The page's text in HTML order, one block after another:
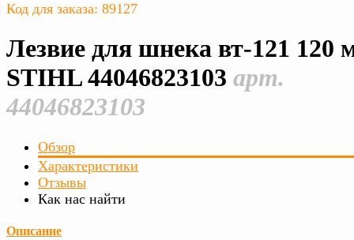
Код для заказа: 89127
Лезвие для шнека вт-121 120
STIHL 44046823103 арт.
44046823103
Обзор
Характеристики
Отзывы
Как нас найти
Описание